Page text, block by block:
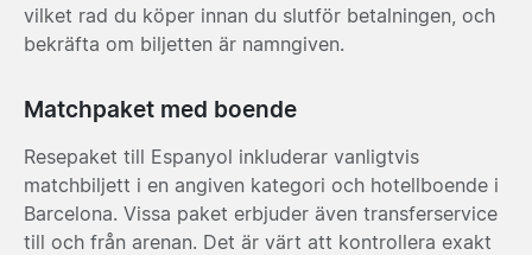
vilket rad du köper innan du slutför betalningen, och
bekräfta om biljetten är namngiven.
Matchpaket med boende
Resepaket till Espanyol inkluderar vanligtvis
matchbiljett i en angiven kategori och hotellboende i
Barcelona. Vissa paket erbjuder även transferservice
till och från arenan. Det är värt att kontrollera exakt